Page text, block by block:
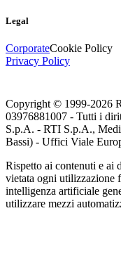
Legal
CorporateCookie Policy
Privacy Policy
Copyright © 1999-2026
03976881007 - Tutti i
S.p.A. - RTI S.p.A.,
Bassi) - Uffici Viale
Rispetto ai contenuti e ai
vietata ogni utilizzazione
intelligenza artificiale
utilizzare mezzi